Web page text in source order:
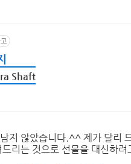
Shaft
지 않았습니다.^^ 제가 달리
리는 것으로 선물을 대신하려